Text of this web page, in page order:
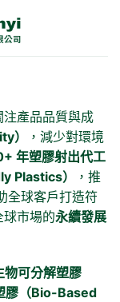
產品品質與成
）
，減少對環境
年塑膠射出代工
Plastics）
，推
全球客戶打造符
市場的永續發展
物可分解塑膠
膠（Bio-Based